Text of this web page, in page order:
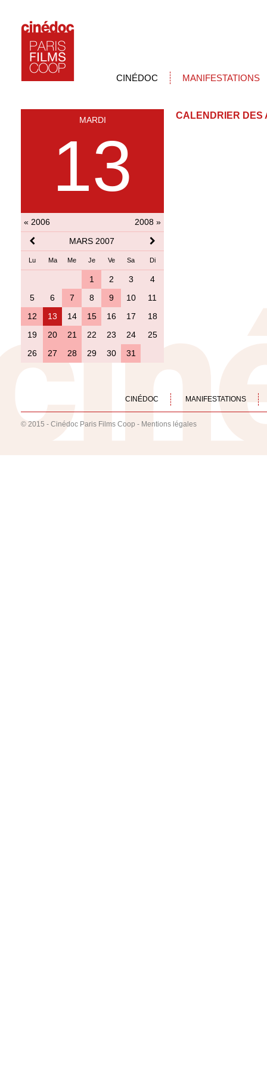
CINÉDOC MANIFESTATIONS
MARDI
13
« 2006
2008 »
MARS 2007
Lu Ma Me Je Ve Sa Di
1 2 3
4
5
6 7 8 9 10
11
12
13 14 15 16 17
18
19
20 21 22 23 24
25
26
27 28 29 30 31
CALENDRIER DES
CINÉDOC MANIFESTATIONS
© 2015 - Cinédoc Paris Films Coop - Mentions légales